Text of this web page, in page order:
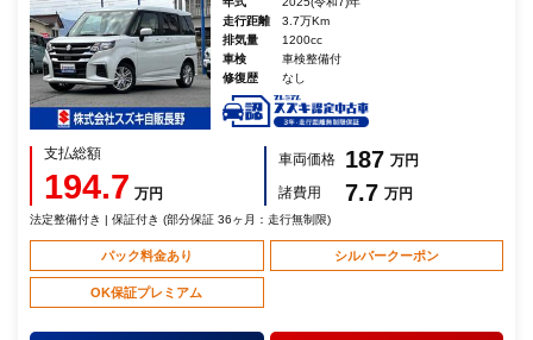
走行距離
3.7万Km
排気量
1200cc
車検
車検整備付
修復歴
なし
支払総額
194.7 万円
車両価格 187 万円
諸費用
7.7 万円
法定整備付き | 保証付き (部分保証 36ヶ月：走行無制限)
パック料金あり シルバークーポン
OK保証プレミアム